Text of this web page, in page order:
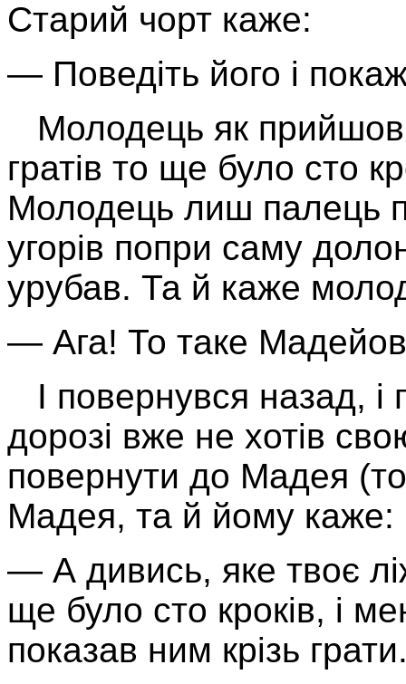
Старий чорт каже:
— Поведіть його і
Молодець як прийшов
гратів то ще було сто
Молодець лиш палець
угорів попри саму
урубав. Та й каже
— Ага! То таке
І повернувся назад, і
дорозі вже не хотів
повернути до Мадея
Мадея, та й йому каже:
— А дивись, яке твоє
ще було сто кроків, і
показав ним крізь